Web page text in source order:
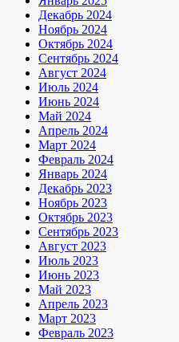
Декабрь 2024
Ноябрь 2024
Октябрь 2024
Сентябрь 2024
Август 2024
Июль 2024
Июнь 2024
Май 2024
Апрель 2024
Март 2024
Февраль 2024
Январь 2024
Декабрь 2023
Ноябрь 2023
Октябрь 2023
Сентябрь 2023
Август 2023
Июль 2023
Июнь 2023
Май 2023
Апрель 2023
Март 2023
Февраль 2023